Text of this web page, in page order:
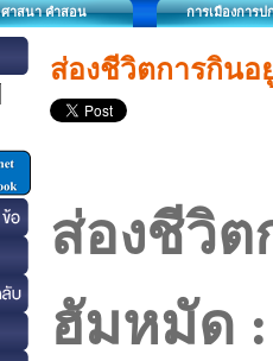
ศาสนา คำสอน การเมืองการป
ส่องชีวิตการกินอ
ส่องชีวิต
ฮัมหมัด